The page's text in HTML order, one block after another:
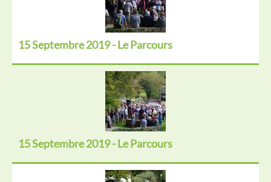
15 Septembre 2019 - Le Parcours
15 Septembre 2019 - Le Parcours